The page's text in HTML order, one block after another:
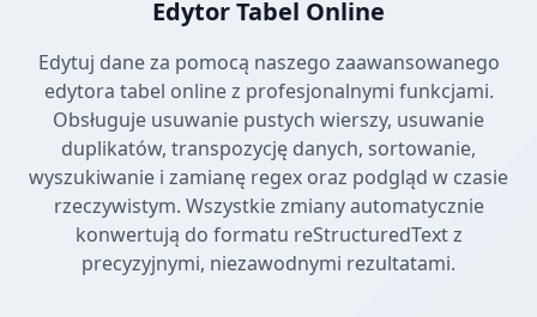
Edytor Tabel Online
Edytuj dane za pomocą naszego zaawansowanego
edytora tabel online z profesjonalnymi funkcjami.
Obsługuje usuwanie pustych wierszy, usuwanie
duplikatów, transpozycję danych, sortowanie,
wyszukiwanie i zamianę regex oraz podgląd w czasie
rzeczywistym. Wszystkie zmiany automatycznie
konwertują do formatu reStructuredText z
precyzyjnymi, niezawodnymi rezultatami.